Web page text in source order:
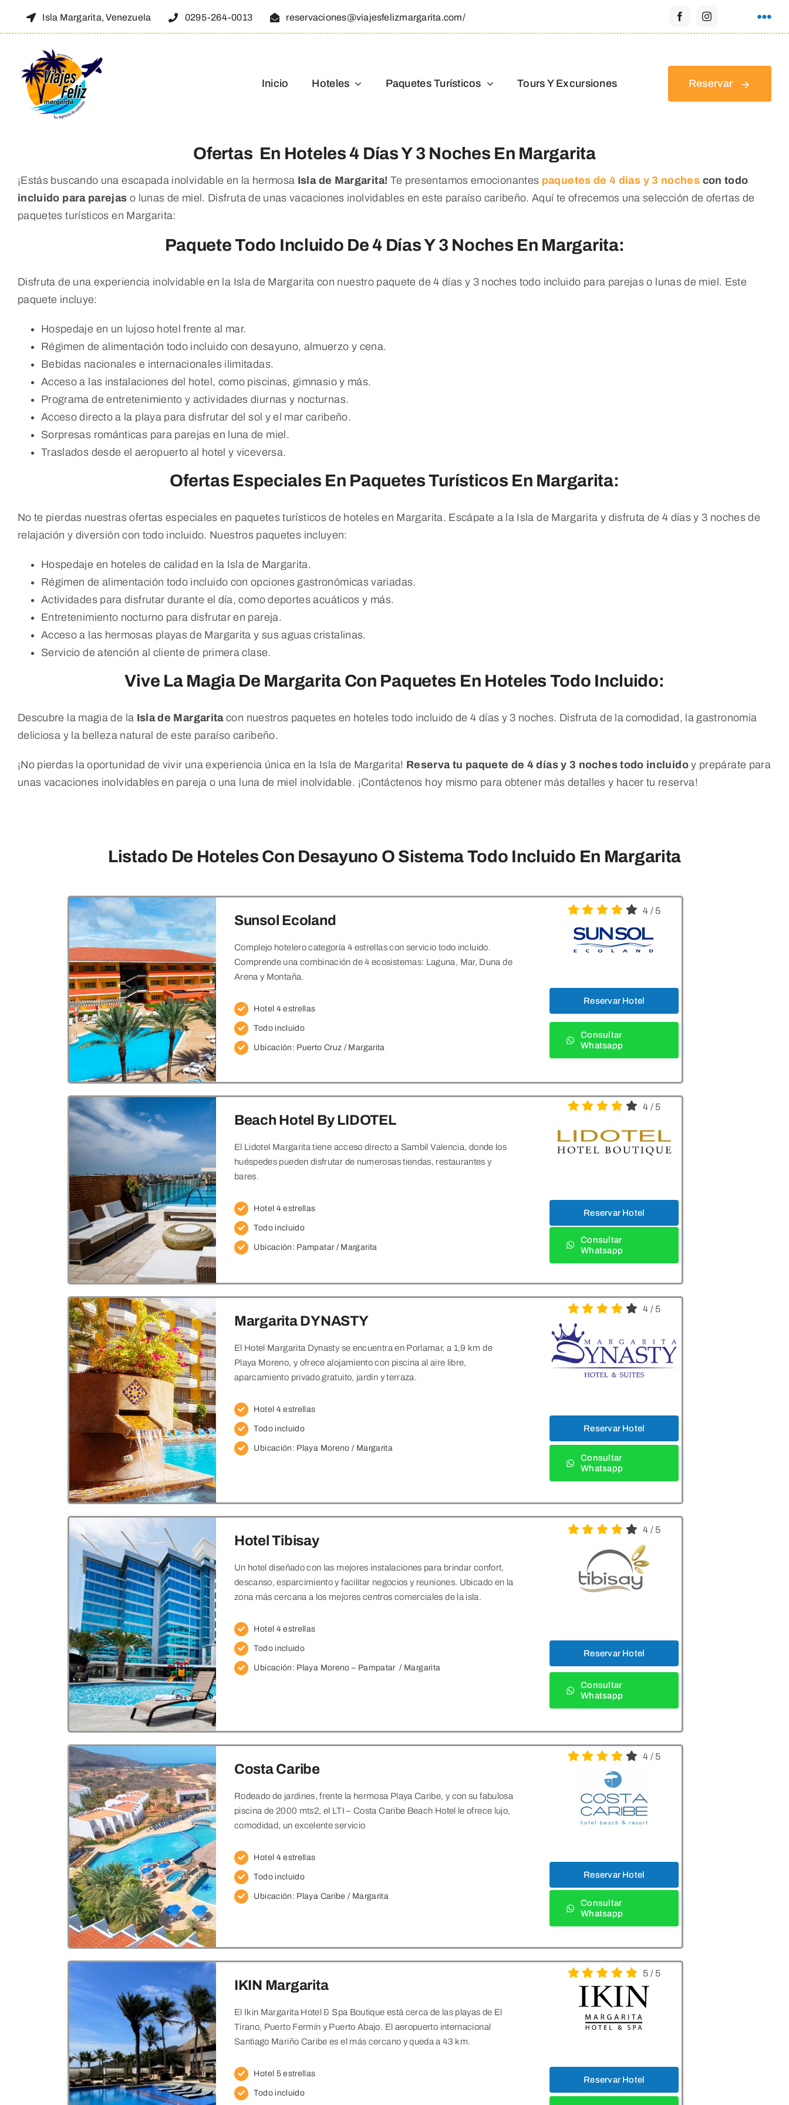
Isla Margarita, Venezuela 0295-264-0013 reservaciones@viajesfelizmargarita.com/
Inicio Hoteles Paquetes Turísticos Tours Y Excursiones Reservar
Ofertas En Hoteles 4 Días Y 3 Noches En Margarita
¡Estás buscando una escapada inolvidable en la hermosa Isla de Margarita! Te presentamos emocionantes paquetes de 4 días y 3 noches con todo
incluido para parejas o lunas de miel. Disfruta de unas vacaciones inolvidables en este paraíso caribeño. Aquí te ofrecemos una selección de ofertas de
paquetes turísticos en Margarita:
Paquete Todo Incluido De 4 Días Y 3 Noches En Margarita:
Disfruta de una experiencia inolvidable en la Isla de Margarita con nuestro paquete de 4 días y 3 noches todo incluido para parejas o lunas de miel. Este
paquete incluye:
Hospedaje en un lujoso hotel frente al mar.
Régimen de alimentación todo incluido con desayuno, almuerzo y cena.
Bebidas nacionales e internacionales ilimitadas.
Acceso a las instalaciones del hotel, como piscinas, gimnasio y más.
Programa de entretenimiento y actividades diurnas y nocturnas.
Acceso directo a la playa para disfrutar del sol y el mar caribeño.
Sorpresas románticas para parejas en luna de miel.
Traslados desde el aeropuerto al hotel y viceversa.
Ofertas Especiales En Paquetes Turísticos En Margarita:
No te pierdas nuestras ofertas especiales en paquetes turísticos de hoteles en Margarita. Escápate a la Isla de Margarita y disfruta de 4 días y 3 noches de
relajación y diversión con todo incluido. Nuestros paquetes incluyen:
Hospedaje en hoteles de calidad en la Isla de Margarita.
Régimen de alimentación todo incluido con opciones gastronómicas variadas.
Actividades para disfrutar durante el día, como deportes acuáticos y más.
Entretenimiento nocturno para disfrutar en pareja.
Acceso a las hermosas playas de Margarita y sus aguas cristalinas.
Servicio de atención al cliente de primera clase.
Vive La Magia De Margarita Con Paquetes En Hoteles Todo Incluido:
Descubre la magia de la Isla de Margaritacon nuestros paquetes en hoteles todo incluido de 4 días y 3 noches. Disfruta de la comodidad, la gastronomía
deliciosa y la belleza natural de este paraíso caribeño.
¡No pierdas la oportunidad de vivir una experiencia única en la Isla de Margarita! Reserva tu paquete de 4 días y 3 noches todo incluidoy prepárate para
unas vacaciones inolvidables en pareja o una luna de miel inolvidable. ¡Contáctenos hoy mismo para obtener más detalles y hacer tu reserva!
Listado De Hoteles Con Desayuno O Sistema Todo Incluido En Margarita
Sunsol Ecoland
Complejo hotelero categoría 4 estrellas con servicio todo incluido.
Comprende una combinación de 4 ecosistemas: Laguna, Mar, Duna de
Arena y Montaña.
Hotel 4 estrellas
Todo incluido
Ubicación: Puerto Cruz / Margarita
4 / 5
Reservar Hotel
Consultar
Whatsapp
Beach Hotel By LIDOTEL
El Lidotel Margarita tiene acceso directo a Sambil Valencia, donde los
huéspedes pueden disfrutar de numerosas tiendas, restaurantes y
bares.
Hotel 4 estrellas
Todo incluido
Ubicación: Pampatar/ Margarita
4 / 5
Reservar Hotel
Consultar
Whatsapp
Margarita DYNASTY
El Hotel Margarita Dynasty se encuentra en Porlamar, a 1,9 km de
Playa Moreno, y ofrece alojamiento con piscina al aire libre,
aparcamiento privado gratuito, jardín y terraza.
Hotel 4 estrellas
Todo incluido
Ubicación: Playa Moreno / Margarita
4 / 5
Reservar Hotel
Consultar
Whatsapp
Hotel Tibisay
Un hotel diseñado con las mejores instalaciones para brindar confort,
descanso, esparcimiento y facilitar negocios y reuniones. Ubicado en la
zona más cercana a los mejores centros comerciales de la isla.
Hotel 4 estrellas
Todo incluido
Ubicación: Playa Moreno – Pampatar / Margarita
4 / 5
Reservar Hotel
Consultar
Whatsapp
Costa Caribe
Rodeado de jardines, frente la hermosa Playa Caribe, y con su fabulosa
piscina de 2000 mts2, el LTI – Costa Caribe Beach Hotel le ofrece lujo,
comodidad, un excelente servicio
Hotel 4 estrellas
Todo incluido
Ubicación: Playa Caribe / Margarita
4 / 5
Reservar Hotel
Consultar
Whatsapp
IKIN Margarita
El Ikin Margarita Hotel & Spa Boutique está cerca de las playas de El
Tirano, Puerto Fermín y Puerto Abajo. El aeropuerto internacional
Santiago Mariño Caribe es el más cercano y queda a 43 km.
Hotel 5 estrellas
Todo incluido
5 / 5
Reservar Hotel